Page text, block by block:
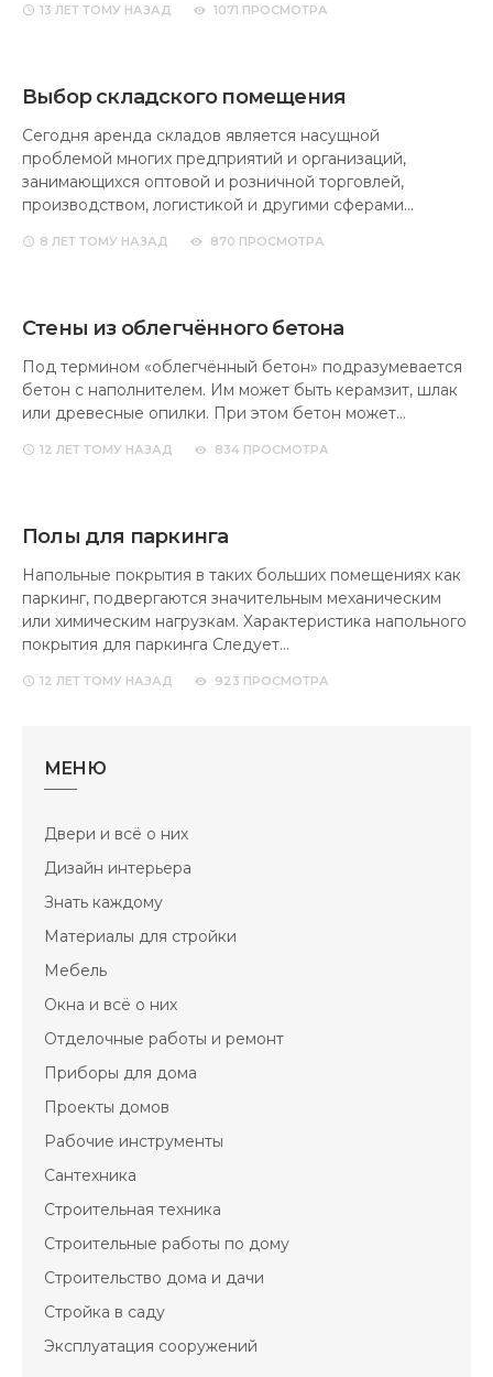
13 ЛЕТ ТОМУ НАЗАД 1071 ПРОСМОТРА
Выбор складского помещения
Сегодня аренда складов является насущной
проблемой многих предприятий и организаций,
занимающихся оптовой и розничной торговлей,
производством, логистикой и другими сферами…
8 ЛЕТ ТОМУ НАЗАД 870 ПРОСМОТРА
Стены из облегчённого бетона
Под термином «облегчённый бетон» подразумевается
бетон с наполнителем. Им может быть керамзит, шлак
или древесные опилки. При этом бетон может…
12 ЛЕТ ТОМУ НАЗАД 834 ПРОСМОТРА
Полы для паркинга
Напольные покрытия в таких больших помещениях как
паркинг, подвергаются значительным механическим
или химическим нагрузкам. Характеристика напольного
покрытия для паркинга Следует…
12 ЛЕТ ТОМУ НАЗАД 923 ПРОСМОТРА
МЕНЮ
Двери и всё о них
Дизайн интерьера
Знать каждому
Материалы для стройки
Мебель
Окна и всё о них
Отделочные работы и ремонт
Приборы для дома
Проекты домов
Рабочие инструменты
Сантехника
Строительная техника
Строительные работы по дому
Строительство дома и дачи
Стройка в саду
Эксплуатация сооружений